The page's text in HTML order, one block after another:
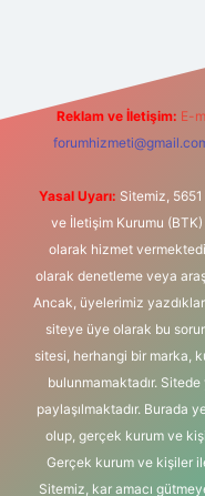
Reklam ve İletişim: E-
Yasal Uyarı: Sitemiz,
ve İletişim Kurumu (BTK)
olarak hizmet
olarak denetleme veya
Ancak, üyelerimiz
siteye üye olarak bu
sitesi, herhangi bir marka,
bulunmamaktadır. Sitede
paylaşılmaktadır. Burada
olup, gerçek kurum ve
Gerçek kurum ve kişiler
Sitemiz, kar amacı